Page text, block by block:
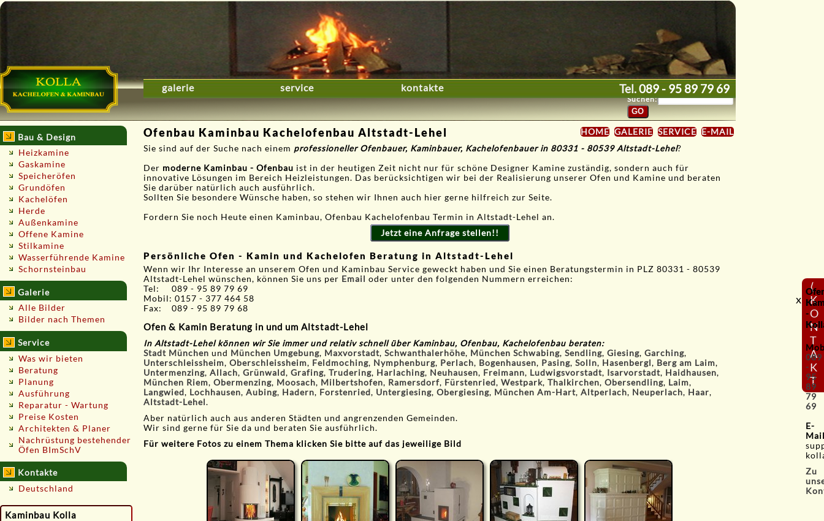
Suchen:
galerie service kontakte Tel.089 - 95 89 79 69
Bau & Design
Heizkamine
Gaskamine
Speicheröfen
Grundöfen
Kachelöfen
Herde
Außenkamine
Offene Kamine
Stilkamine
Wasserführende Kamine
Schornsteinbau
Galerie
Alle Bilder
Bilder nach Themen
Service
Was wir bieten
Beratung
Planung
Ausführung
Reparatur - Wartung
Preise Kosten
Architekten & Planer
Nachrüstung bestehender
Öfen BImSchV
Kontakte
Deutschland
Kaminbau Kolla
Ofenbau Kaminbau Kachelofenbau Altstadt-Lehel
Sie sind auf der Suche nach einem professioneller Ofenbauer, Kaminbauer, Kachelofenbauer in 80331 - 80539 Altstadt-Lehel?
Der moderne Kaminbau - Ofenbau ist in der heutigen Zeit nicht nur für schöne Designer Kamine zuständig, sondern auch für
innovative Lösungen im Bereich Heizleistungen. Das berücksichtigen wir bei der Realisierung unserer Ofen und Kamine und beraten
Sie darüber natürlich auch ausführlich.
Sollten Sie besondere Wünsche haben, so stehen wir Ihnen auch hier gerne hilfreich zur Seite.
Fordern Sie noch Heute einen Kaminbau, Ofenbau Kachelofenbau Termin in Altstadt-Lehel an.
Jetzt eine Anfrage stellen!!
Persönliche Ofen - Kamin und Kachelofen Beratung in Altstadt-Lehel
Wenn wir Ihr Interesse an unserem Ofen und Kaminbau Service geweckt haben und Sie einen Beratungstermin in PLZ 80331 - 80539
Altstadt-Lehel wünschen, können Sie uns per Email oder unter den folgenden Nummern erreichen:
Tel: 089 - 95 89 79 69
Mobil: 0157 - 377 464 58
Fax: 089 - 95 89 79 68
Ofen & Kamin Beratung in und um Altstadt-Lehel
In Altstadt-Lehelkönnen wir Sie immer und relativ schnell über Kaminbau, Ofenbau, Kachelofenbau beraten:
Stadt München und München Umgebung, Maxvorstadt, Schwanthalerhöhe, München Schwabing, Sendling, Giesing, Garching,
Unterschleissheim, Oberschleissheim, Feldmoching, Nymphenburg, Perlach, Bogenhausen, Pasing, Solln, Hasenbergl, Berg am Laim,
Untermenzing, Allach, Grünwald, Grafing, Trudering, Harlaching, Neuhausen, Freimann, Ludwigsvorstadt, Isarvorstadt, Haidhausen,
München Riem, Obermenzing, Moosach, Milbertshofen, Ramersdorf, Fürstenried, Westpark, Thalkirchen, Obersendling, Laim,
Langwied, Lochhausen, Aubing, Hadern, Forstenried, Untergiesing, Obergiesing, München Am-Hart, Altperlach, Neuperlach, Haar,
Altstadt-Lehel.
Aber natürlich auch aus anderen Städten und angrenzenden Gemeinden.
Wir sind gerne für Sie da und beraten Sie ausführlich.
Für weitere Fotos zu einem Thema klicken Sie bitte auf das jeweilige Bild
HOME GALERIE SERVICE E-MAIL
⟨
K
O
N
T
A
K
T
-
089
-
95
89
79
69
E-
Zu
x